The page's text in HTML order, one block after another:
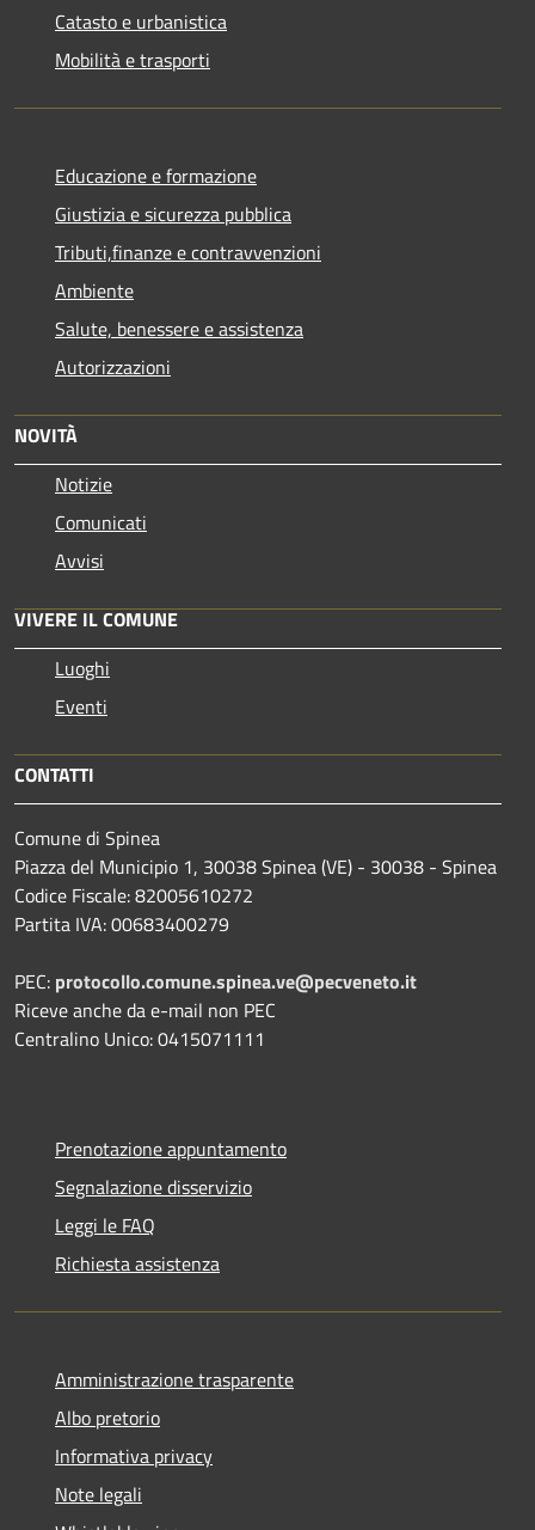
Catasto e urbanistica
Mobilità e trasporti
Educazione e formazione
Giustizia e sicurezza pubblica
Tributi,finanze e contravvenzioni
Ambiente
Salute, benessere e assistenza
Autorizzazioni
NOVITÀ
Notizie
Comunicati
Avvisi
VIVERE IL COMUNE
Luoghi
Eventi
CONTATTI
Comune di Spinea
Piazza del Municipio 1, 30038 Spinea (VE) - 30038 - Spinea
Codice Fiscale: 82005610272
Partita IVA: 00683400279
PEC: protocollo.comune.spinea.ve@pecveneto.it
Riceve anche da e-mail non PEC
Centralino Unico: 0415071111
Prenotazione appuntamento
Segnalazione disservizio
Leggi le FAQ
Richiesta assistenza
Amministrazione trasparente
Albo pretorio
Informativa privacy
Note legali